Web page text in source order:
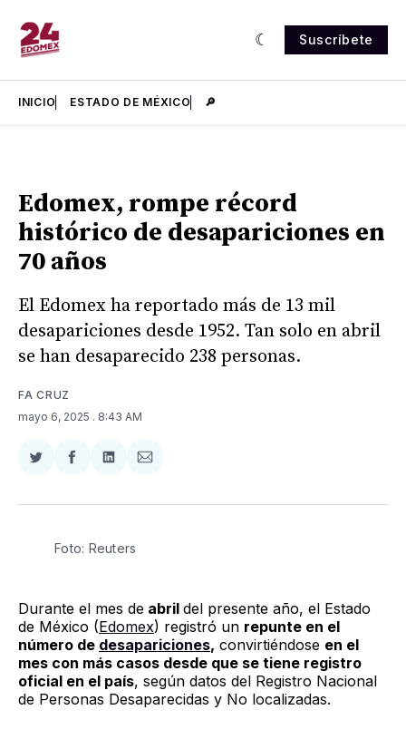
Suscríbete
INICIO ESTADO DE MÉXICO 🔎
Edomex, rompe récord
histórico de desapariciones en
70 años
El Edomex ha reportado más de 13 mil
desapariciones desde 1952. Tan solo en abril
se han desaparecido 238 personas.
FA CRUZ
mayo 6, 2025 . 8:43 AM
Compartir
Twitter
Compartir
Facebook
Compartir
LinkedIn
Compartir
Email
Foto: Reuters
Durante el mes de abril del presente año, el Estado
de México (Edomex) registró un repunte en el
número de desapariciones, convirtiéndose en el
mes con más casos desde que se tiene registro
oficial en el país, según datos del Registro Nacional
de Personas Desaparecidas y No localizadas.